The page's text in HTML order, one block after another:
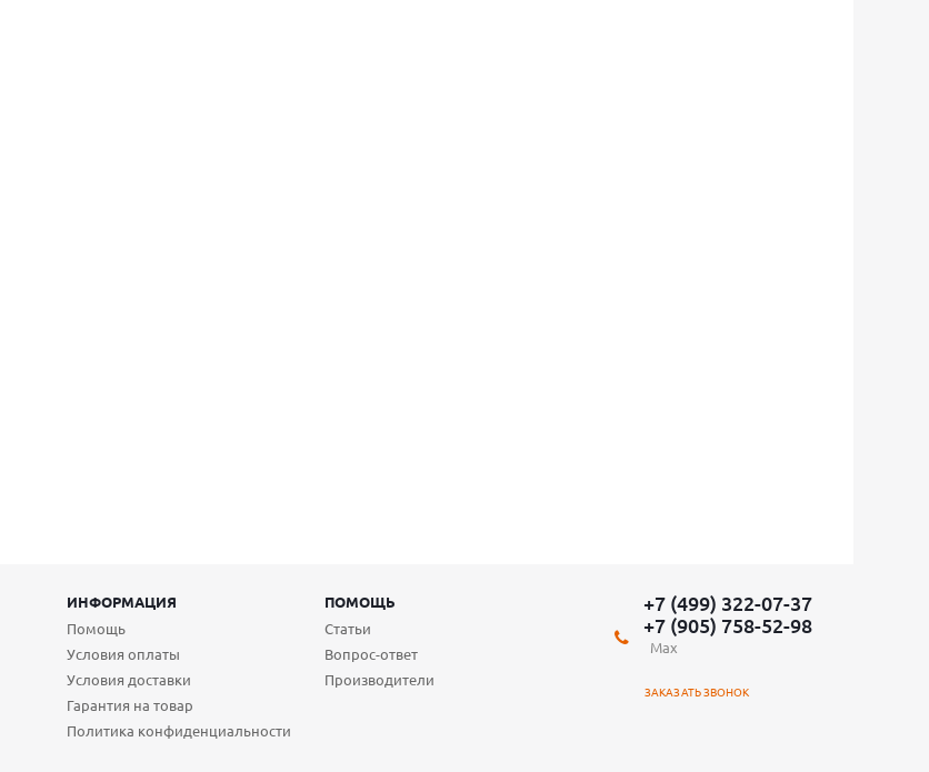
ИНФОРМАЦИЯ
ПОМОЩЬ
Помощь
Условия оплаты
Условия доставки
Гарантия на товар
Политика конфиденциальности
Статьи
Вопрос-ответ
Производители
+7 (499) 322-07-37
+7 (905) 758-52-98
Max
ЗАКАЗАТЬ ЗВОНОК